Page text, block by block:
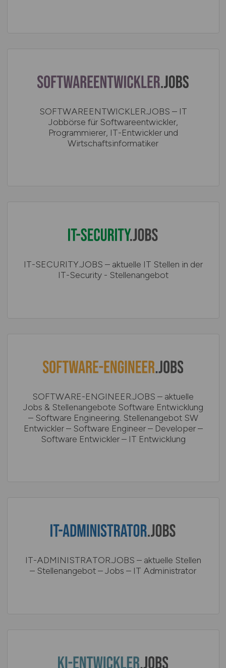
SOFTWAREENTWICKLER.JOBS – IT
Jobbörse für Softwareentwickler,
Programmierer, IT-Entwickler und
Wirtschaftsinformatiker
IT-SECURITY.JOBS – aktuelle IT Stellen in der
IT-Security - Stellenangebot
SOFTWARE-ENGINEER.JOBS – aktuelle
Jobs & Stellenangebote Software Entwicklung
– Software Engineering. Stellenangebot SW
Entwickler – Software Engineer – Developer –
Software Entwickler – IT Entwicklung
IT-ADMINISTRATOR.JOBS – aktuelle Stellen
– Stellenangebot – Jobs – IT Administrator